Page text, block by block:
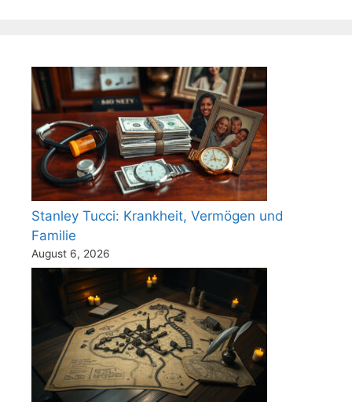
Stanley Tucci: Krankheit, Vermögen und
Familie
August 6, 2026